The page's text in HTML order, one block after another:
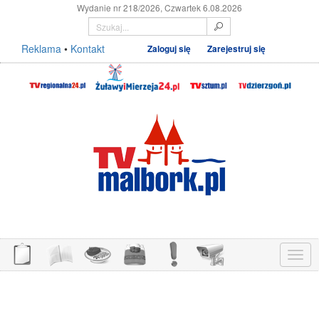
Wydanie nr 218/2026, Czwartek 6.08.2026
Reklama • Kontakt Zaloguj się Zarejestruj się
Menu